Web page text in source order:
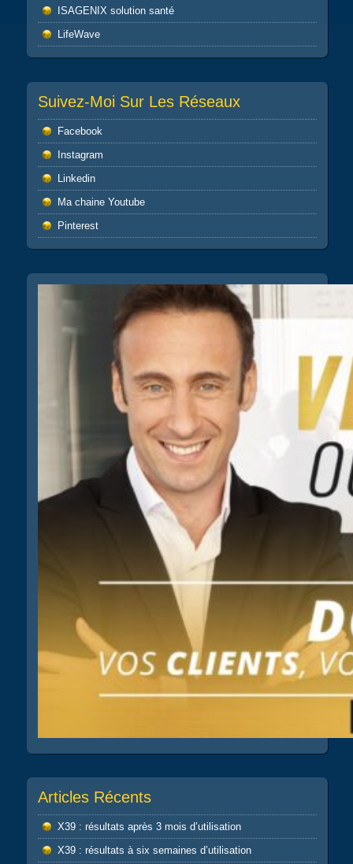
ISAGENIX solution santé
LifeWave
Suivez-Moi Sur Les Réseaux
Facebook
Instagram
Linkedin
Ma chaine Youtube
Pinterest
Articles Récents
X39 : résultats après 3 mois d’utilisation
X39 : résultats à six semaines d’utilisation